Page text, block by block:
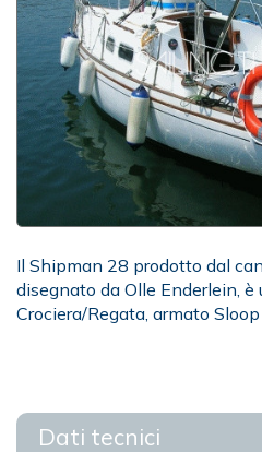
Il Shipman 28 prodotto dal
disegnato da Olle Enderlein,
Crociera/Regata, armato Sloop
Dati tecnici